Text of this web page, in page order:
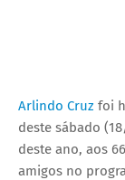
Arlindo Cruz foi
deste sábado
deste ano, aos
amigos no